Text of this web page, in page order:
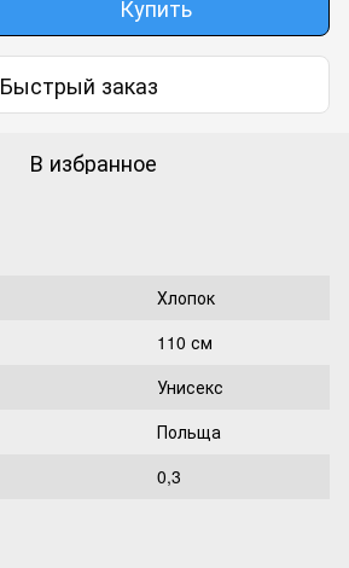
Купить
Быстрый заказ
В избранное
Хлопок
110 см
Унисекс
Польща
0,3